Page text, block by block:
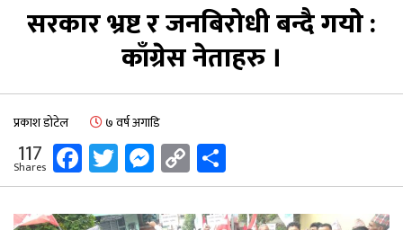
सरकार भ्रष्ट र जनबिरोधी बन्दै गयोे :
काँग्रेस नेताहरु ।
प्रकाश डोटेल ७ वर्ष अगाडि
117
Shares Facebook
Twitter
Messenger
Copy
Link